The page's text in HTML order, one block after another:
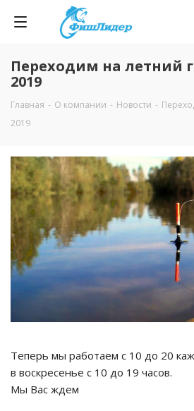
Переходим на летний
2019
Главная - О компании - Новости -
2019
Теперь мы работаем с 10 до 20
в воскресенье с 10 до 19 часов.
Мы Вас ждем